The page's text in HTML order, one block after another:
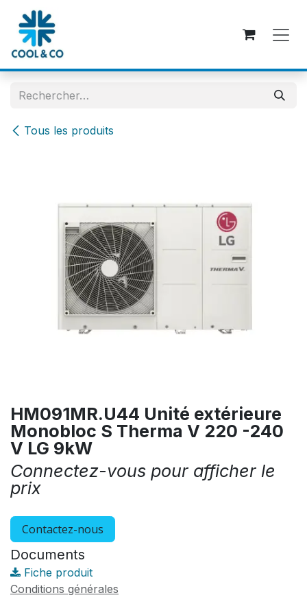
Se rendre au contenu
Tous les produits
HM091MR.U44 Unité extérieure
Monobloc S Therma V 220 -240
V LG 9kW
Connectez-vous pour afficher le
prix
Contactez-nous
Documents
Fiche produit
Conditions générales